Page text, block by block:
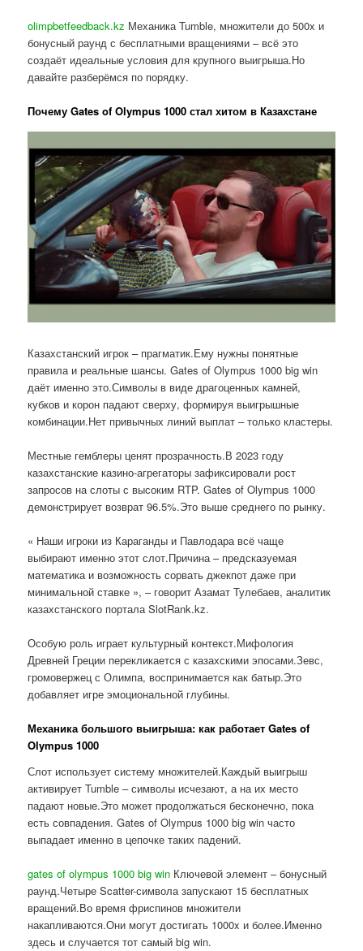
olimpbetfeedback.kz Механика Tumble, множители до 500x и
бонусный раунд с бесплатными вращениями – всё это
создаёт идеальные условия для крупного выигрыша.Но
давайте разберёмся по порядку.
Почему Gates of Olympus 1000 стал хитом в Казахстане
Казахстанский игрок – прагматик.Ему нужны понятные
правила и реальные шансы. Gates of Olympus 1000 big win
даёт именно это.Символы в виде драгоценных камней,
кубков и корон падают сверху, формируя выигрышные
комбинации.Нет привычных линий выплат – только кластеры.
Местные гемблеры ценят прозрачность.В 2023 году
казахстанские казино-агрегаторы зафиксировали рост
запросов на слоты с высоким RTP. Gates of Olympus 1000
демонстрирует возврат 96.5%.Это выше среднего по рынку.
« Наши игроки из Караганды и Павлодара всё чаще
выбирают именно этот слот.Причина – предсказуемая
математика и возможность сорвать джекпот даже при
минимальной ставке », – говорит Азамат Тулебаев, аналитик
казахстанского портала SlotRank.kz.
Особую роль играет культурный контекст.Мифология
Древней Греции перекликается с казахскими эпосами.Зевс,
громовержец с Олимпа, воспринимается как батыр.Это
добавляет игре эмоциональной глубины.
Механика большого выигрыша: как работает Gates of
Olympus 1000
Слот использует систему множителей.Каждый выигрыш
активирует Tumble – символы исчезают, а на их место
падают новые.Это может продолжаться бесконечно, пока
есть совпадения. Gates of Olympus 1000 big win часто
выпадает именно в цепочке таких падений.
gates of olympus 1000 big win Ключевой элемент – бонусный
раунд.Четыре Scatter-символа запускают 15 бесплатных
вращений.Во время фриспинов множители
накапливаются.Они могут достигать 1000x и более.Именно
здесь и случается тот самый big win.